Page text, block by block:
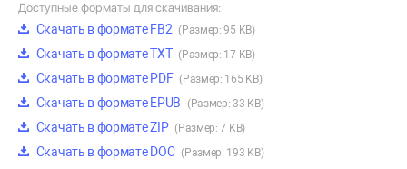
Доступные форматы для скачивания:
Скачать в формате FB2 (Размер: 95 KB)
Скачать в формате TXT (Размер: 17 KB)
Скачать в формате PDF (Размер: 165 KB)
Скачать в формате EPUB (Размер: 33 KB)
Скачать в формате ZIP (Размер: 7 KB)
Скачать в формате DOC (Размер: 193 KB)